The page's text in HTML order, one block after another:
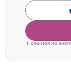
Нажимая на